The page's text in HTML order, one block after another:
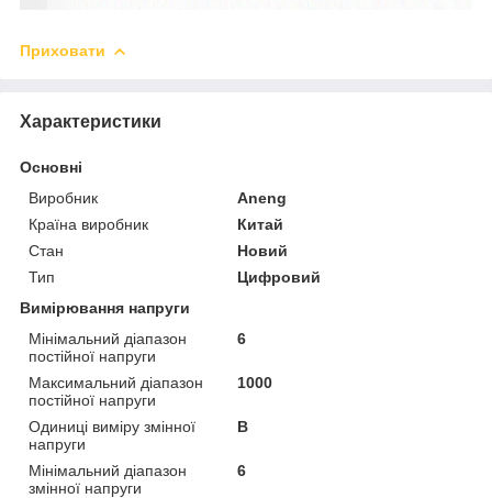
Приховати
Характеристики
Основні
Виробник
Aneng
Країна виробник
Китай
Стан
Новий
Тип
Цифровий
Вимірювання напруги
Мінімальний діапазон
постійної напруги
6
Максимальний діапазон
постійної напруги
1000
Одиниці виміру змінної
напруги
В
Мінімальний діапазон
змінної напруги
6